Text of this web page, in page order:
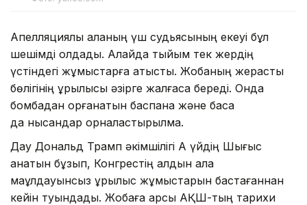
Апелляциялық алқаның үш судьясының екеуі бұл
шешімді қолдады. Алайда тыйым тек жердің
үстіндегі жұмыстарға қатысты. Жобаның жерасты
бөлігінің құрылысы әзірге жалғаса береді. Онда
бомбадан қорғанатын баспана және басқа
да нысандар орналастырылмақ.
Дау Дональд Трамп әкімшілігі Ақ үйдің Шығыс
қанатын бұзып, Конгрестің алдын ала
мақұлдауынсыз құрылыс жұмыстарын бастағаннан
кейін туындады. Жобаға қарсы АҚШ-тың тарихи